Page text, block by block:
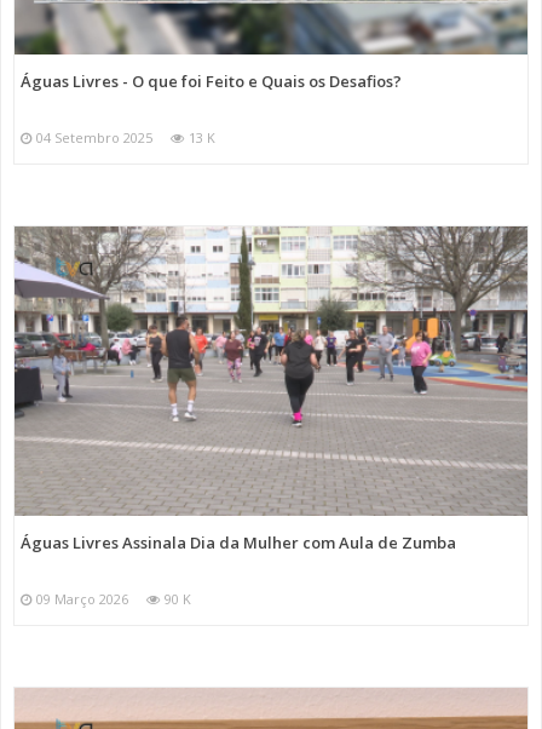
Águas Livres - O que foi Feito e Quais os Desafios?
04 Setembro 2025 13 K
Águas Livres Assinala Dia da Mulher com Aula de Zumba
09 Março 2026 90 K